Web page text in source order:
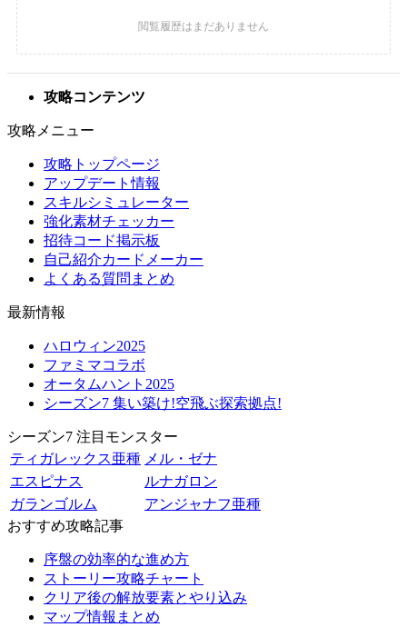
攻略コンテンツ
攻略メニュー
攻略トップページ
アップデート情報
スキルシミュレーター
強化素材チェッカー
招待コード掲示板
自己紹介カードメーカー
よくある質問まとめ
最新情報
ハロウィン2025
ファミマコラボ
オータムハント2025
シーズン7 集い築け!空飛ぶ探索拠点!
シーズン7 注目モンスター
ティガレックス亜種 メル・ゼナ
エスピナス
ルナガロン
ガランゴルム
アンジャナフ亜種
おすすめ攻略記事
序盤の効率的な進め方
ストーリー攻略チャート
クリア後の解放要素とやり込み
マップ情報まとめ